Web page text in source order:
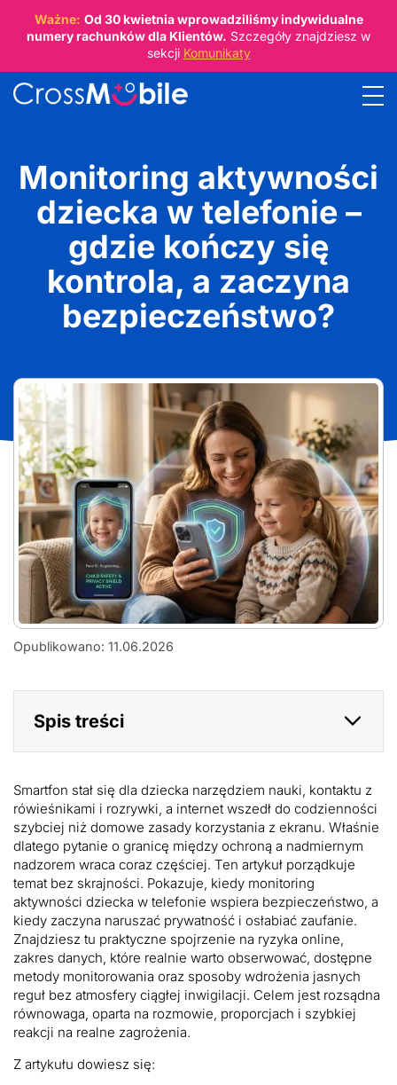
Ważne: Od 30 kwietniawprowadziliśmy indywidualne
numery rachunków dla Klientów. Szczegóły znajdziesz w
sekcji Komunikaty
Monitoring aktywności
dziecka w telefonie –
gdzie kończy się
kontrola, a zaczyna
bezpieczeństwo?
Opublikowano: 11.06.2026
Spis treści
Smartfon stał się dla dziecka narzędziem nauki, kontaktu z
rówieśnikami i rozrywki, a internet wszedł do codzienności
szybciej niż domowe zasady korzystania z ekranu. Właśnie
dlatego pytanie o granicę między ochroną a nadmiernym
nadzorem wraca coraz częściej. Ten artykuł porządkuje
temat bez skrajności. Pokazuje, kiedy monitoring
aktywności dziecka w telefonie wspiera bezpieczeństwo, a
kiedy zaczyna naruszać prywatność i osłabiać zaufanie.
Znajdziesz tu praktyczne spojrzenie na ryzyka online,
zakres danych, które realnie warto obserwować, dostępne
metody monitorowania oraz sposoby wdrożenia jasnych
reguł bez atmosfery ciągłej inwigilacji. Celem jest rozsądna
równowaga, oparta na rozmowie, proporcjach i szybkiej
reakcji na realne zagrożenia.
Z artykułu dowiesz się: